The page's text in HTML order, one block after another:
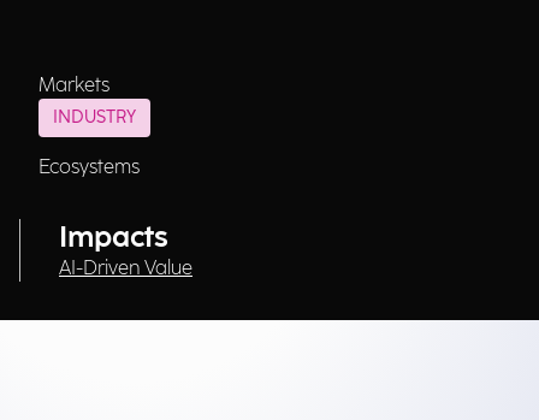
Markets
INDUSTRY
Ecosystems
Impacts
AI-Driven Value